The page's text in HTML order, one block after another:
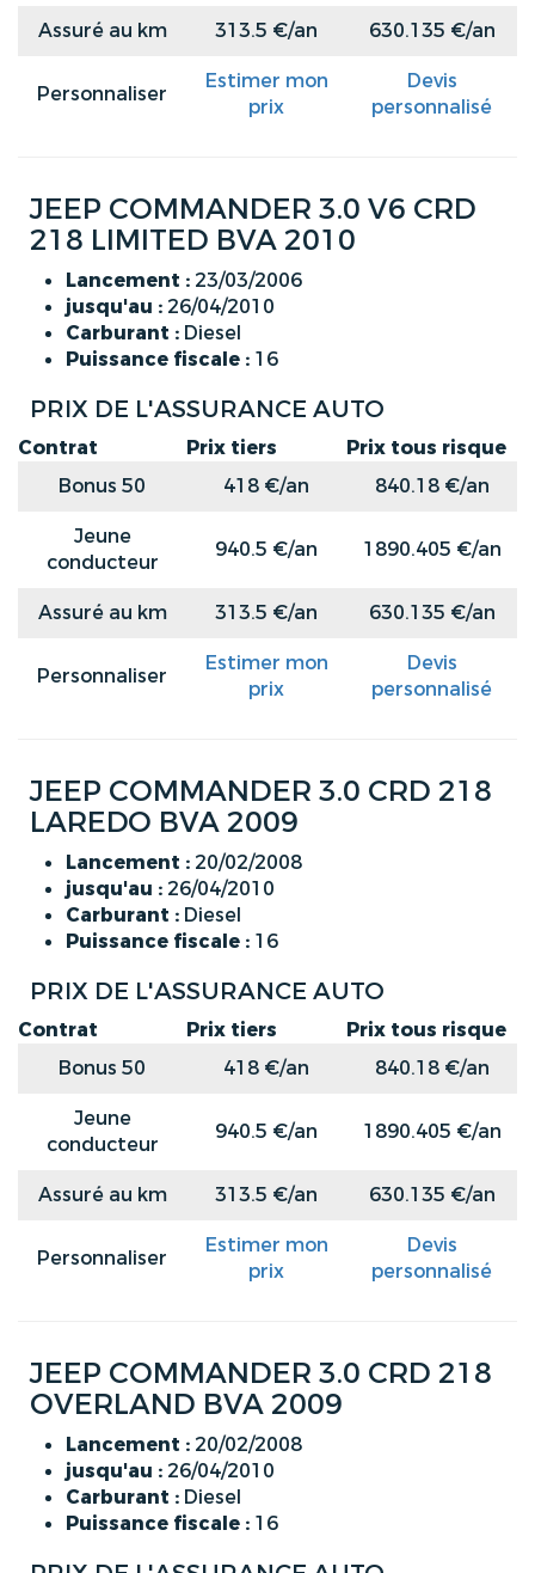
Assuré au km 313.5 €/an 630.135 €/an
Personnaliser
Estimer mon
prix
Devis
personnalisé
JEEP COMMANDER 3.0 V6 CRD
218 LIMITED BVA 2010
Lancement : 23/03/2006
jusqu'au : 26/04/2010
Carburant : Diesel
Puissance fiscale : 16
PRIX DE L'ASSURANCE AUTO
Contrat Prix tiers
Prix tous risque
Bonus 50
418 €/an
840.18 €/an
Jeune
conducteur
940.5 €/an 1890.405 €/an
Assuré au km 313.5 €/an 630.135 €/an
Personnaliser
Estimer mon
prix
Devis
personnalisé
JEEP COMMANDER 3.0 CRD 218
LAREDO BVA 2009
Lancement : 20/02/2008
jusqu'au : 26/04/2010
Carburant : Diesel
Puissance fiscale : 16
PRIX DE L'ASSURANCE AUTO
Contrat Prix tiers
Prix tous risque
Bonus 50
418 €/an
840.18 €/an
Jeune
conducteur
940.5 €/an 1890.405 €/an
Assuré au km 313.5 €/an 630.135 €/an
Personnaliser
Estimer mon
prix
Devis
personnalisé
JEEP COMMANDER 3.0 CRD 218
OVERLAND BVA 2009
Lancement : 20/02/2008
jusqu'au : 26/04/2010
Carburant : Diesel
Puissance fiscale : 16